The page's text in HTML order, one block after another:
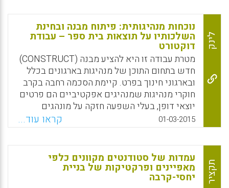
הזרם המרכזי בחברה מפנה מקום לזהות של חברי
קבוצות הנמצאות בשוליים. המודל מבוסס על
ההכרה בנרטיבים שונים בתוך רשת של נרטיבים
משותפים שאינה מבכרת את המטא-נרטיב.
המאמר מדווח על ההתנסויות של מתווכים
ותלמידים ממגזרים חלשים ומודרים בחברה
בשתי מדינות אשר השתתפותם בקהילות חקר
פילוסופיות סיפקה להם לא רק "קול" אלא גם
נוכחות וזהות (Arie Kizel, 2016).
WhatsApp
Facebook
Email
X
לינק
נוכחות מנהיגותית: פיתוח מבנה ובחינת
השלכותיו על תוצאות בית ספר – עבודת
דוקטורט
מטרת עבודה זו היא להציע מבנה (CONSTRUCT)
חדש בתחום התוכן של מנהיגות בארגונים בכלל
ובארגוני חינוך בפרט. קיימת הסכמה רחבה בקרב
חוקרי מנהיגות שמנהיגים אפקטיביים הם פרטים
יוצאי דופן, בעלי השפעה חזקה על מונהגים
וארגונים. חוקרי מנהיגות התמקדו בעיקר
במנהיגים מעצבים או כריזמטיים, המתאפיינים
ביכולת השראה ושימוש באידיאלים, ובייחוס
יכולות יוצאות דופן כלפיהם מצד המונהגים. לצד
זה, מחקרים שונים, תיאוריות על גופניות
במנהיגות, ודוגמאות היסטוריות ובנות זמננו כגון
01-03-2015 קראו עוד...
תקציר
עמדות של סטודנטים מקוונים כלפי
מאפיינים ופרקטיקות של בניית
יחסי-קרבה